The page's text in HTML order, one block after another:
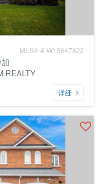
MLS® # W13647822
REALTY
详细